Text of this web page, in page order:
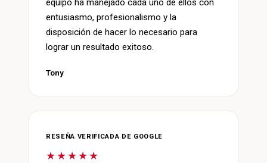
equipo ha manejado cada uno de ellos con
entusiasmo, profesionalismo y la
disposición de hacer lo necesario para
lograr un resultado exitoso.
Tony
RESEÑA VERIFICADA DE GOOGLE
★★★★★